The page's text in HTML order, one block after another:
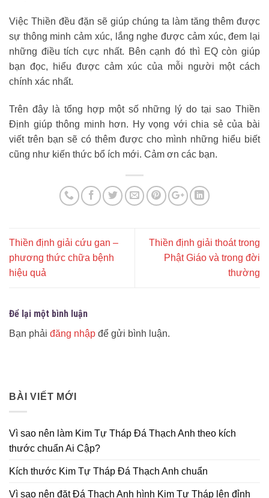
Việc Thiền đều đặn sẽ giúp chúng ta làm tăng thêm được
sự thông minh cảm xúc, lắng nghe được cảm xúc, đem lại
những điều tích cực nhất. Bên cạnh đó thì EQ còn giúp
bạn đọc, hiểu được cảm xúc của mỗi người một cách
chính xác nhất.
Trên đây là tổng hợp một số những lý do tại sao Thiền
Định giúp thông minh hơn. Hy vọng với chia sẻ của bài
viết trên bạn sẽ có thêm được cho mình những hiểu biết
cũng như kiến thức bổ ích mới. Cảm ơn các bạn.
Thiền định giải cứu gan –
phương thức chữa bệnh
hiệu quả
Thiền định giải thoát trong
Phật Giáo và trong đời
thường
Để lại một bình luận
Bạn phải đăng nhập để gửi bình luận.
BÀI VIẾT MỚI
Vì sao nên làm Kim Tự Tháp Đá Thạch Anh theo kích
thước chuẩn Ai Cập?
Kích thước Kim Tự Tháp Đá Thạch Anh chuẩn
Vì sao nên đặt Đá Thạch Anh hình Kim Tự Tháp lên đỉnh